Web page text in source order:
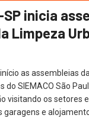
SP inicia
Limpeza
as assembleias
do SIEMACO São
visitando os setores
e